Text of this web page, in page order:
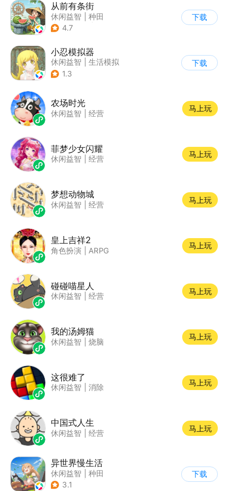
从前有条街
休闲益智
种田
| 田园生活
4.7
下载
小忍模拟器
休闲益智
生活模拟
| 恋爱
1.3
下载
农场时光
休闲益智 经营
马上玩
菲梦少女闪耀
休闲益智 经营
马上玩
梦想动物城
休闲益智 经营
马上玩
皇上吉祥2
角色扮演 ARPG
马上玩
碰碰喵星人
休闲益智 经营
马上玩
我的汤姆猫
休闲益智 烧脑
马上玩
这很难了
休闲益智 消除
马上玩
中国式人生
休闲益智 经营
马上玩
异世界慢生活
休闲益智
种田
| 异世界
3.1
下载